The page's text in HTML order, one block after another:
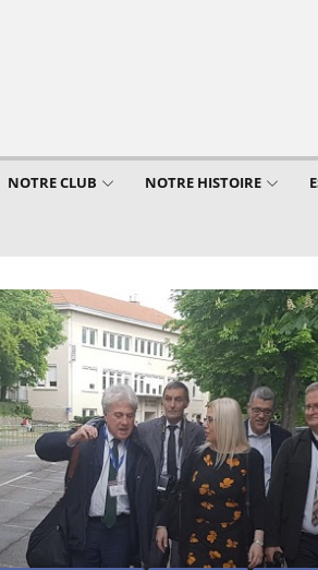
NOTRE CLUB NOTRE HISTOIRE